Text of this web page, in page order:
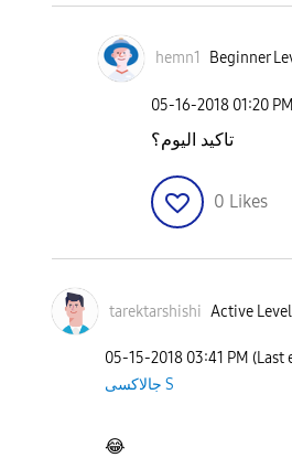
hemn1 Beginner
‎05-16-2018 01:20 PM
تاكيد اليوم؟
0 Likes
tarektarshishi Active Level
‎05-15-2018 03:41 PM (Last
جالاكسى S
😂